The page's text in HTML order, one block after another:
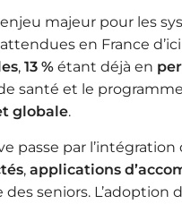
majeur pour les
attendues en France
,13 % étant déjà en
santé et le
globale.
passe par
,applications
seniors. L’adoption